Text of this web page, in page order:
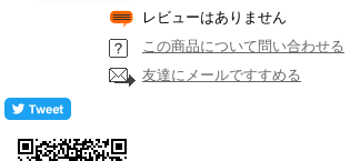
レビューはありません
この商品について問い合わせる
友達にメールですすめる